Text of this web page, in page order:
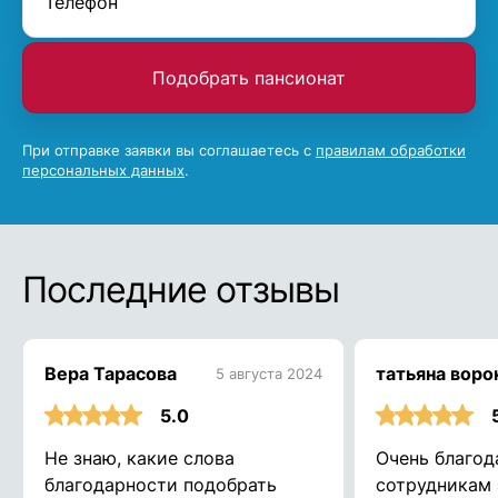
Подобрать пансионат
При отправке заявки вы соглашаетесь с правилам обработки
персональных данных.
Последние отзывы
Вера Тарасова 5 августа 2024
5.0
Не знаю, какие слова
благодарности подобрать
татьяна
Очень
сотрудникам